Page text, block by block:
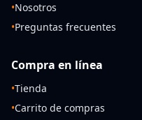
•Nosotros
•Preguntas frecuentes
Compra en línea
•Tienda
•Carrito de compras